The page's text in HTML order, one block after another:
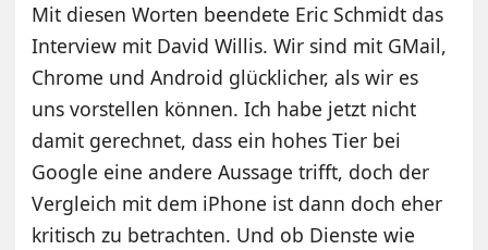
Mit diesen Worten beendete Eric Schmidt das
Interview mit David Willis. Wir sind mit GMail,
Chrome und Android glücklicher, als wir es
uns vorstellen können. Ich habe jetzt nicht
damit gerechnet, dass ein hohes Tier bei
Google eine andere Aussage trifft, doch der
Vergleich mit dem iPhone ist dann doch eher
kritisch zu betrachten. Und ob Dienste wie